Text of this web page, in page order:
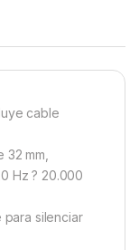
cable
mm,
Hz ? 20.000
silenciar